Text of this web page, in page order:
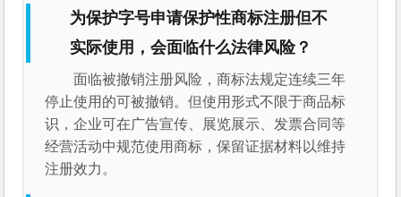
为保护字号申请保护性商标注册但不
实际使用，会面临什么法律风险？
面临被撤销注册风险，商标法规定连续三年
停止使用的可被撤销。但使用形式不限于商品标
识，企业可在广告宣传、展览展示、发票合同等
经营活动中规范使用商标，保留证据材料以维持
注册效力。